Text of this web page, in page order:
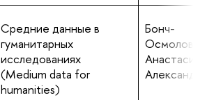
Средние данные в
гуманитарных
исследованиях
(Medium data for
humanities)
Бонч-
Анастасия